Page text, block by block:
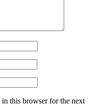
in this browser for the next